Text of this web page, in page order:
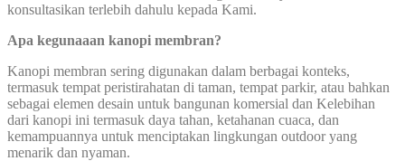
konsultasikan terlebih dahulu kepada Kami.
Apa kegunaaan kanopi membran?
Kanopi membran sering digunakan dalam berbagai konteks,
termasuk tempat peristirahatan di taman, tempat parkir, atau bahkan
sebagai elemen desain untuk bangunan komersial dan Kelebihan
dari kanopi ini termasuk daya tahan, ketahanan cuaca, dan
kemampuannya untuk menciptakan lingkungan outdoor yang
menarik dan nyaman.